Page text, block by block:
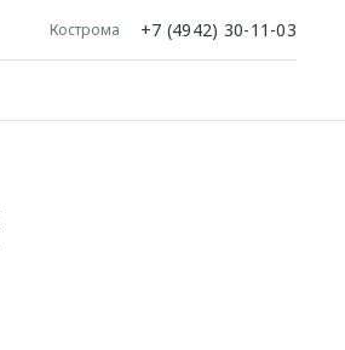
Кострома +7 (4942) 30-11-03